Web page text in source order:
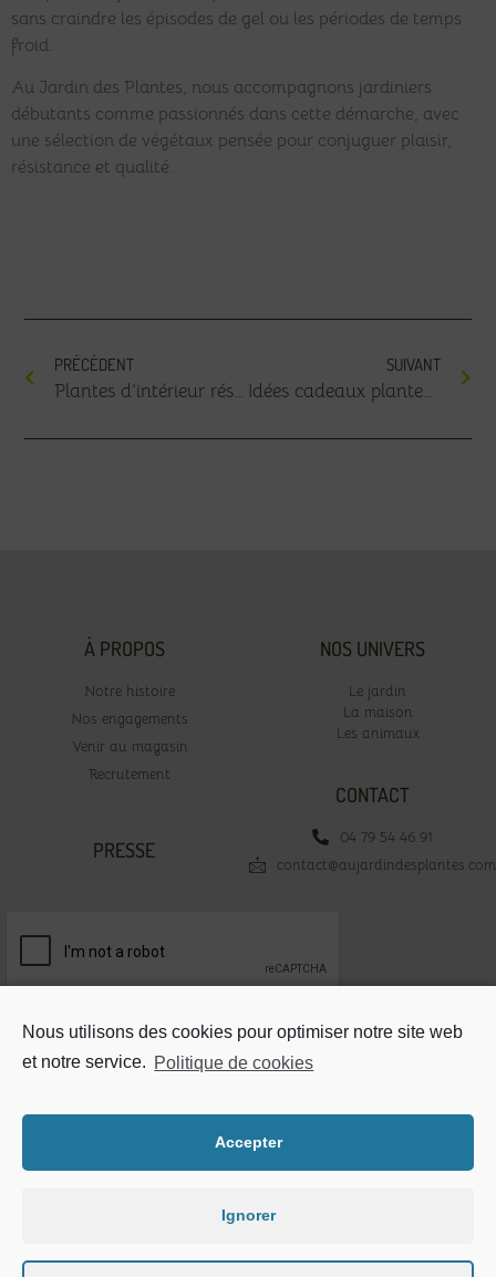
Nous utilisons des cookies pour optimiser notre site web
et notre service. Politique de cookies
Accepter
Ignorer
sans craindre les épisodes de gel ou les périodes de temps
froid.
Au Jardin des Plantes, nous accompagnons jardiniers
débutants comme passionnés dans cette démarche, avec
une sélection de végétaux pensée pour conjuguer plaisir,
résistance et qualité.
PRÉCÉDENT
Plantes d’intérieur résistantes hiver : lesquelles choisir et comment les entretenir ?
SUIVANT
Idées cadeaux plantes : Quelles plantes offrir pour la Saint-Valentin ?
À PROPOS
Notre histoire
Nos engagements
Venir au magasin
Recrutement
NOS UNIVERS
Le jardin
La maison
Les animaux
PRESSE
CONTACT
04 79 54 46 91
contact@aujardindesplantes.com
Votre adresse email*